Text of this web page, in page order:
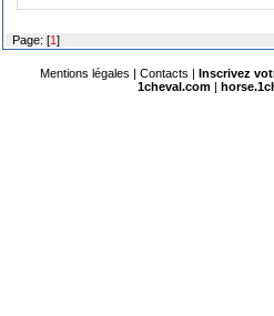
Page: [1]
Mentions légales | Contacts | Inscrivez
1cheval.com |